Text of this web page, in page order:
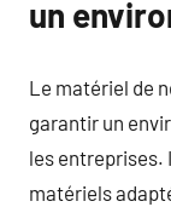
un
Le matériel de
garantir un
les entreprises.
matériels